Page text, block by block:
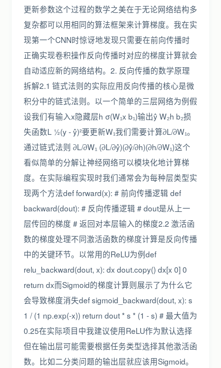
更新参数这个过程的数学之美在于无论网络结构多
复杂都可以用相同的算法框架来计算梯度。我在实
现第一个CNN时惊讶地发现只需要在前向传播时
正确实现卷积操作反向传播时对应的梯度计算就会
自动适应新的网络结构。2. 反向传播的数学原理
拆解2.1 链式法则的实际应用反向传播的核心是微
积分中的链式法则。以一个简单的三层网络为例假
设我们有输入x隐藏层h σ(W₁x b₁)输出ŷ W₂h b₂损
失函数L ½(y - ŷ)²要更新W₁我们需要计算∂L/∂W₁。
通过链式法则 ∂L/∂W₁ (∂L/∂ŷ)(∂ŷ/∂h)(∂h/∂W₁)这个
看似简单的分解让神经网络可以模块化地计算梯
度。在实际编程实现时我们通常会为每种层类型实
现两个方法def forward(x): # 前向传播逻辑 def
backward(dout): # 反向传播逻辑 # dout是从上一
层传回的梯度 # 返回对本层输入的梯度2.2 激活函
数的梯度处理不同激活函数的梯度计算是反向传播
中的关键环节。以常用的ReLU为例def
relu_backward(dout, x): dx dout.copy() dx[x 0] 0
return dx而Sigmoid的梯度计算则展示了为什么它
会导致梯度消失def sigmoid_backward(dout, x): s
1 / (1 np.exp(-x)) return dout * s * (1 - s) # 最大值为
0.25在实际项目中我建议使用ReLU作为默认选择
但在输出层可能需要根据任务类型选择其他激活函
数。比如二分类问题的输出层就应该用Sigmoid。